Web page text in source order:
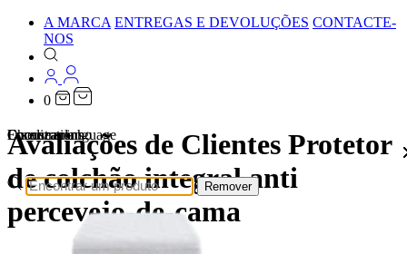
A MARCA ENTREGAS E DEVOLUÇÕES CONTACTE-
NOS
0
Localizations
Choose a language
Encontrar
Remover
O seu carrinho
Avaliações de Clientes Protetor
de colchão integral anti
percevejo-de-cama